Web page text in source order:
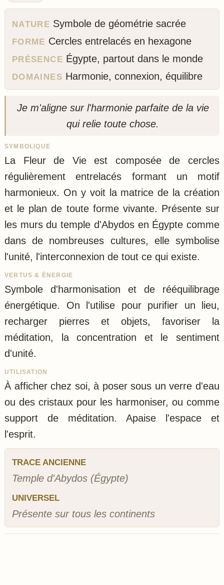
NATURE Symbole de géométrie sacrée
FORME Cercles entrelacés en hexagone
PRÉSENCE Égypte, partout dans le monde
DOMAINES Harmonie, connexion, équilibre
Je m'aligne sur l'harmonie parfaite de la vie
qui relie toute chose.
SYMBOLIQUE
La Fleur de Vie est composée de cercles
régulièrement entrelacés formant un motif
harmonieux. On y voit la matrice de la création
et le plan de toute forme vivante. Présente sur
les murs du temple d'Abydos en Égypte comme
dans de nombreuses cultures, elle symbolise
l'unité, l'interconnexion de tout ce qui existe.
VERTUS & ÉNERGIE
Symbole d'harmonisation et de rééquilibrage
énergétique. On l'utilise pour purifier un lieu,
recharger pierres et objets, favoriser la
méditation, la concentration et le sentiment
d'unité.
UTILISATION
À afficher chez soi, à poser sous un verre d'eau
ou des cristaux pour les harmoniser, ou comme
support de méditation. Apaise l'espace et
l'esprit.
TRACE ANCIENNE
Temple d'Abydos (Égypte)
UNIVERSEL
Présente sur tous les continents